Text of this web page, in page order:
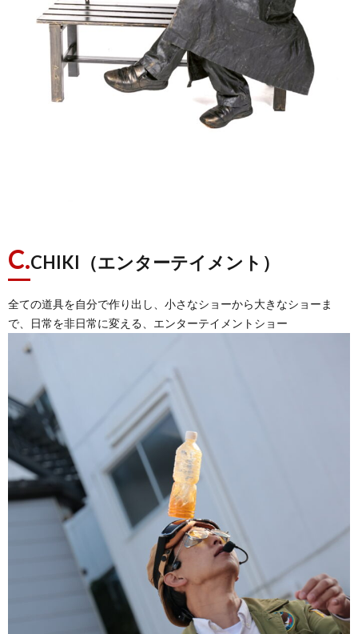
C.CHIKI（エンターテイメント）
全ての道具を自分で作り出し、小さなショーから大きなショーま
で、日常を非日常に変える、エンターテイメントショー